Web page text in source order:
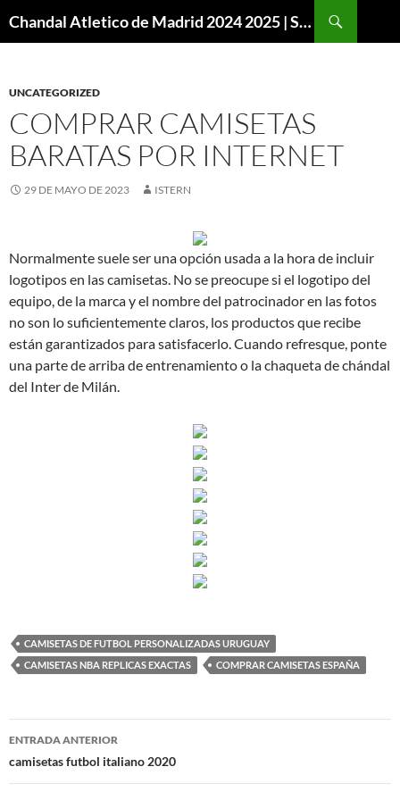
Chandal Atletico de Madrid 2024 2025 | SuperVigo
UNCATEGORIZED
COMPRAR CAMISETAS
BARATAS POR INTERNET
29 DE MAYO DE 2023 ISTERN
Normalmente suele ser una opción usada a la hora de incluir
logotipos en las camisetas. No se preocupe si el logotipo del
equipo, de la marca y el nombre del patrocinador en las fotos
no son lo suficientemente claros, los productos que recibe
están garantizados para satisfacerlo. Cuando refresque, ponte
una parte de arriba de entrenamiento o la chaqueta de chándal
del Inter de Milán.
CAMISETAS DE FUTBOL PERSONALIZADAS URUGUAY
CAMISETAS NBA REPLICAS EXACTAS
COMPRAR CAMISETAS ESPAÑA
Navegación
de
ENTRADA ANTERIOR
camisetas futbol italiano 2020